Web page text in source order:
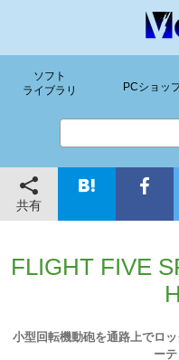
ソフト
ライブラリ
PCショッ
共有
FLIGHT FIVE
小型回転機動砲を通路上でロ
ー